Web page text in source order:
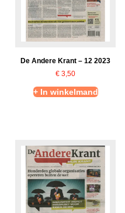
De Andere Krant – 12 2023
€ 3,50
+ In winkelmand